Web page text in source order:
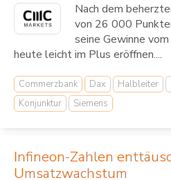
Nach dem
von 26 000
seine Gewinne
heute leicht im Plus eröffnen....
Commerzbank Dax Halbleiter
Konjunktur
Siemens
Infineon-Zahlen
Umsatzwachstum